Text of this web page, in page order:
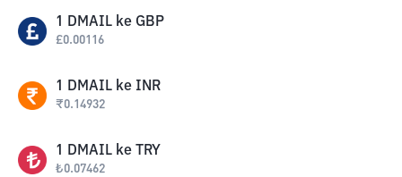
1 DMAIL ke GBP
£0.00116
1 DMAIL ke INR
₹0.14932
1 DMAIL ke TRY
₺0.07462